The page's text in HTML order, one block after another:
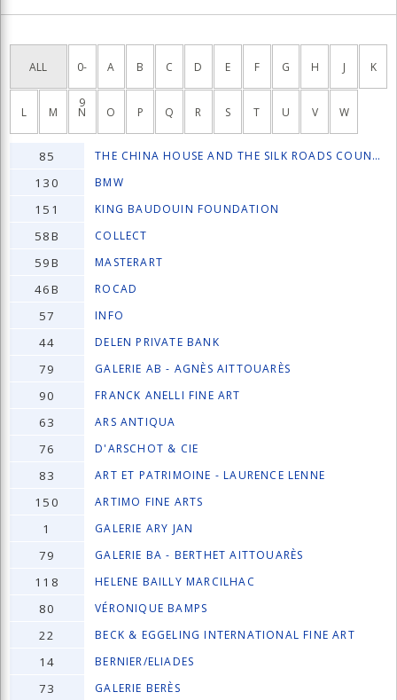
ALL 0-
9
A B C D E F G H J K
L M N O P Q R S T U V W
85 THE CHINA HOUSE AND THE SILK ROADS
130 BMW
151 KING BAUDOUIN FOUNDATION
58B COLLECT
59B MASTERART
46B ROCAD
57 INFO
44 DELEN PRIVATE BANK
79 GALERIE AB - AGNÈS AITTOUARÈS
90 FRANCK ANELLI FINE ART
63 ARS ANTIQUA
76 D'ARSCHOT & CIE
83 ART ET PATRIMOINE - LAURENCE LENNE
150 ARTIMO FINE ARTS
1 GALERIE ARY JAN
79 GALERIE BA - BERTHET AITTOUARÈS
118 HELENE BAILLY MARCILHAC
80 VÉRONIQUE BAMPS
22 BECK & EGGELING INTERNATIONAL FINE ART
14 BERNIER/ELIADES
73 GALERIE BERÈS